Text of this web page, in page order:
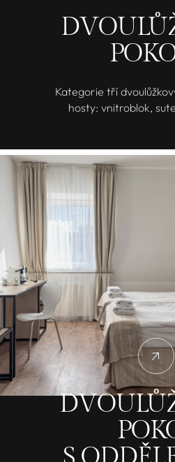
Kategorie tří
hosty: vnitroblok,